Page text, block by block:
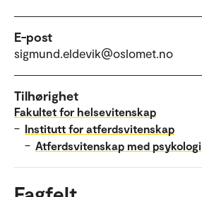
E-post
sigmund.eldevik@oslomet.no
Tilhørighet
Fakultet for helsevitenskap
– Institutt for atferdsvitenskap
– Atferdsvitenskap med psykologi